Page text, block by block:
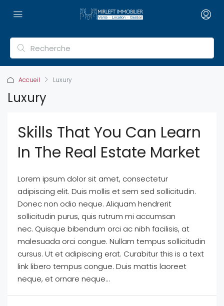
Accueil Luxury
Luxury
Skills That You Can Learn
In The Real Estate Market
Lorem ipsum dolor sit amet, consectetur
adipiscing elit. Duis mollis et sem sed sollicitudin.
Donec non odio neque. Aliquam hendrerit
sollicitudin purus, quis rutrum mi accumsan
nec. Quisque bibendum orci ac nibh facilisis, at
malesuada orci congue. Nullam tempus sollicitudin
cursus. Ut et adipiscing erat. Curabitur this is a text
link libero tempus congue. Duis mattis laoreet
neque, et ornare neque...